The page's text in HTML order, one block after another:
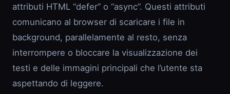
attributi HTML “defer” o “async”. Questi attributi
comunicano al browser di scaricare i file in
background, parallelamente al resto, senza
interrompere o bloccare la visualizzazione dei
testi e delle immagini principali che l’utente sta
aspettando di leggere.